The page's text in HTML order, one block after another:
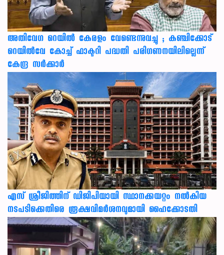
അതിവേഗ റെയിൽ കേരളം വേണ്ടെന്നുവച്ചു ; കഞ്ചിക്കോട്
റെയിൽവേ കോച്ച് ഫാക്ടറി പദ്ധതി പരിഗണനയിലില്ലെന്ന്
കേന്ദ്ര സർക്കാർ
എസ് ശ്രീജിത്തിന് ഡിജിപിയായി സ്ഥാനക്കയറ്റം നൽകിയ
നടപടിക്കെതിരെ രൂക്ഷവിമർശനവുമായി ഹൈക്കോടതി